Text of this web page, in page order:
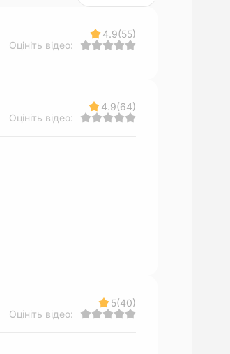
4.9(55)
Оцініть відео:
4.9(64)
Оцініть відео:
5(40)
Оцініть відео: